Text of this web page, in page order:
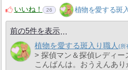
いいね！
26 植物を愛する斑
前の5件を表示
植物を愛する斑入り職人
> 探偵マン＆探偵レディー
こんばんは。おうえんあ